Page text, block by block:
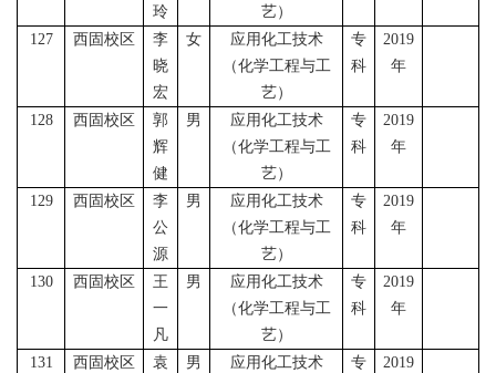
玲
艺）
127 西固校区
李
晓
宏
女
应用化工技术
（化学工程与工
艺）
专
科
2019
年
128 西固校区
郭
辉
健
男
应用化工技术
（化学工程与工
艺）
专
科
2019
年
129 西固校区
李
公
源
男
应用化工技术
（化学工程与工
艺）
专
科
2019
年
130 西固校区
王
一
凡
男
应用化工技术
（化学工程与工
艺）
专
科
2019
年
131 西固校区
袁
男
应用化工技术
专
2019